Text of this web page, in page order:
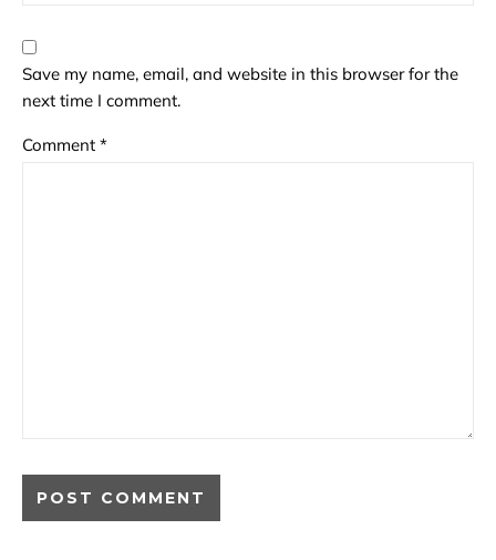
Save my name, email, and website in this browser for the
next time I comment.
Comment *